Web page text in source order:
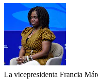
La vicepresidenta Francia